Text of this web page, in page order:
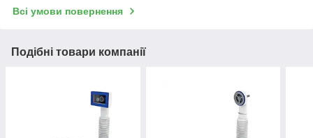
Всі умови повернення
Подібні товари компанії